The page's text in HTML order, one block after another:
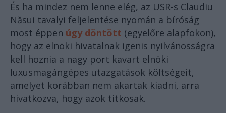
És ha mindez nem lenne elég, az USR-s Claudiu
Năsui tavalyi feljelentése nyomán a bíróság
most éppen úgy döntött (egyelőre alapfokon),
hogy az elnöki hivatalnak igenis nyilvánosságra
kell hoznia a nagy port kavart elnöki
luxusmagángépes utazgatások költségeit,
amelyet korábban nem akartak kiadni, arra
hivatkozva, hogy azok titkosak.